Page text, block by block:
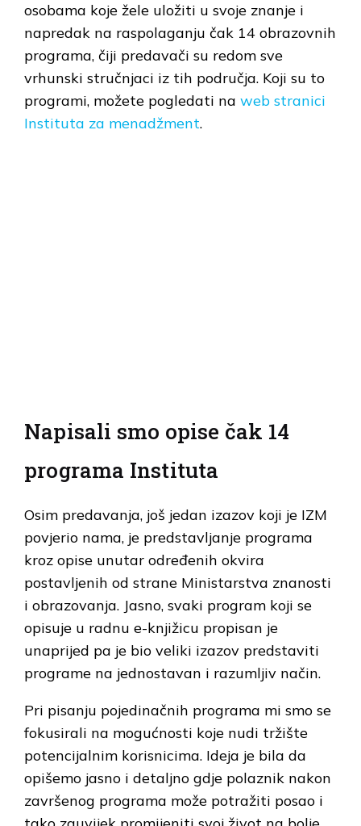
osobama koje žele uložiti u svoje znanje i
napredak na raspolaganju čak 14 obrazovnih
programa, čiji predavači su redom sve
vrhunski stručnjaci iz tih područja. Koji su to
programi, možete pogledati na web stranici
Instituta za menadžment.
Napisali smo opise čak 14
programa Instituta
Osim predavanja, još jedan izazov koji je IZM
povjerio nama, je predstavljanje programa
kroz opise unutar određenih okvira
postavljenih od strane Ministarstva znanosti
i obrazovanja. Jasno, svaki program koji se
opisuje u radnu e-knjižicu propisan je
unaprijed pa je bio veliki izazov predstaviti
programe na jednostavan i razumljiv način.
Pri pisanju pojedinačnih programa mi smo se
fokusirali na mogućnosti koje nudi tržište
potencijalnim korisnicima. Ideja je bila da
opišemo jasno i detaljno gdje polaznik nakon
završenog programa može potražiti posao i